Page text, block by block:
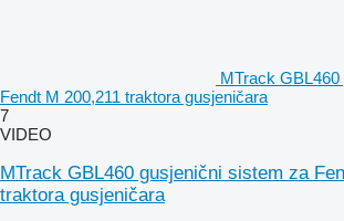
MTrack
Fendt M 200,211 traktora gusjeničara
7
VIDEO
MTrack GBL460 gusjenični sistem za
traktora gusjeničara